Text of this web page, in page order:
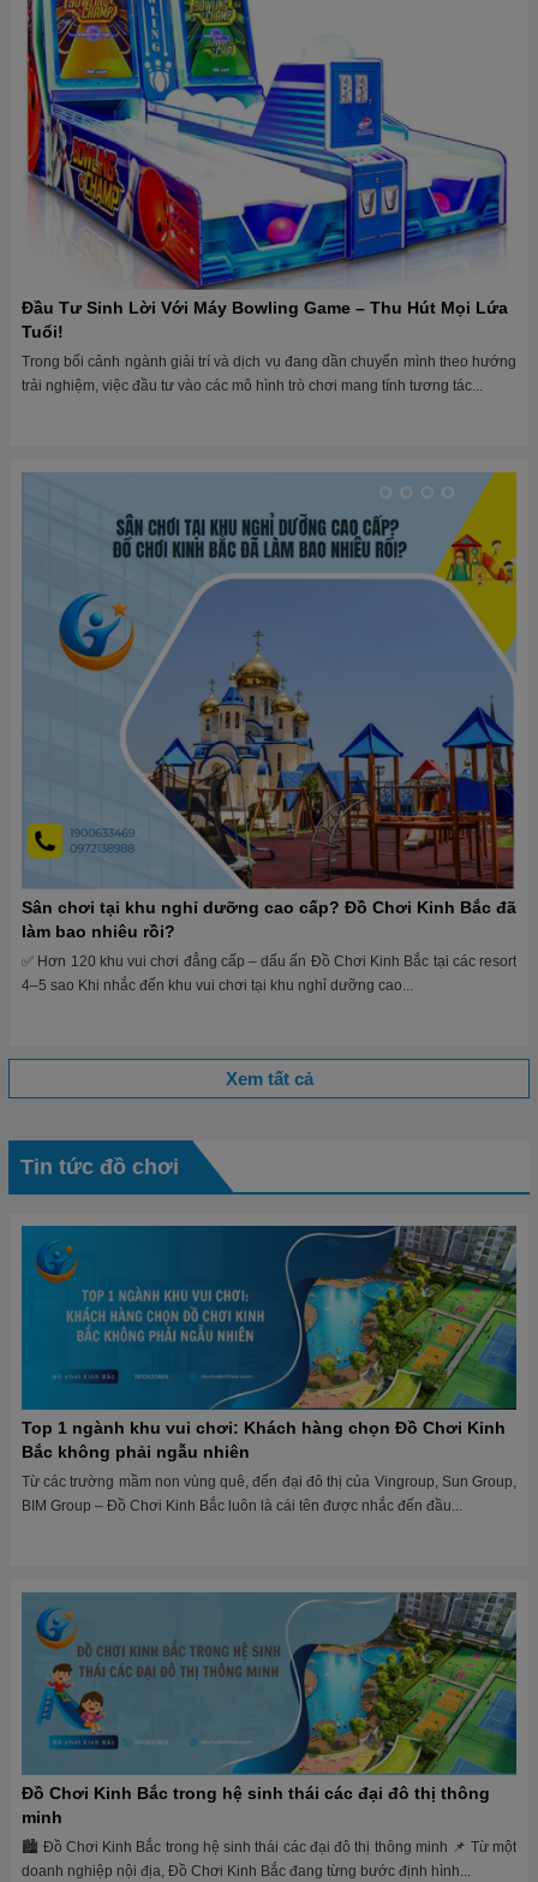
Đầu Tư Sinh Lời Với Máy Bowling Game – Thu Hút Mọi Lứa
Tuổi!
Trong bối cảnh ngành giải trí và dịch vụ đang dần chuyển mình theo hướng
trải nghiệm, việc đầu tư vào các mô hình trò chơi mang tính tương tác...
Sân chơi tại khu nghỉ dưỡng cao cấp? Đồ Chơi Kinh Bắc đã
làm bao nhiêu rồi?
✅ Hơn 120 khu vui chơi đẳng cấp – dấu ấn Đồ Chơi Kinh Bắc tại các resort
4–5 sao Khi nhắc đến khu vui chơi tại khu nghỉ dưỡng cao...
Xem tất cả
Tin tức đồ chơi
Top 1 ngành khu vui chơi: Khách hàng chọn Đồ Chơi Kinh
Bắc không phải ngẫu nhiên
Từ các trường mầm non vùng quê, đến đại đô thị của Vingroup, Sun Group,
BIM Group – Đồ Chơi Kinh Bắc luôn là cái tên được nhắc đến đầu...
Đồ Chơi Kinh Bắc trong hệ sinh thái các đại đô thị thông
minh
🏙 Đồ Chơi Kinh Bắc trong hệ sinh thái các đại đô thị thông minh 📌 Từ một
doanh nghiệp nội địa, Đồ Chơi Kinh Bắc đang từng bước định hình...